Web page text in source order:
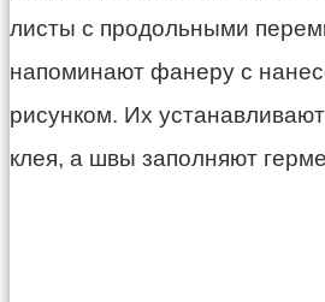
листы с продольными
напоминают фанеру с
рисунком. Их
клея, а швы заполняют